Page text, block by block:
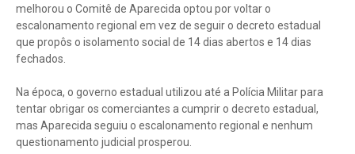
melhorou o Comitê de Aparecida optou por voltar o
escalonamento regional em vez de seguir o decreto estadual
que propôs o isolamento social de 14 dias abertos e 14 dias
fechados.
Na época, o governo estadual utilizou até a Polícia Militar para
tentar obrigar os comerciantes a cumprir o decreto estadual,
mas Aparecida seguiu o escalonamento regional e nenhum
questionamento judicial prosperou.